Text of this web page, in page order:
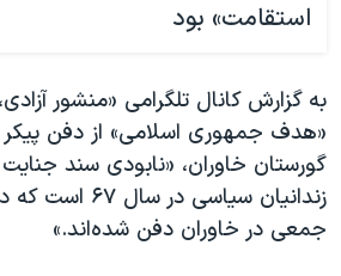
استقامت» بود
به گزارش کانال تلگرامی «منشور آزادی،
«هدف جمهوری اسلامی» از دفن پیکر
گورستان خاوران، «نابودی سند
زندانیان سیاسی
جمعی در خاوران دفن شده‌اند.»